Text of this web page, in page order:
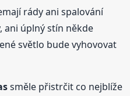
rády ani spalování
ani úplný stín někde
světlo bude vyhovovat
směle přistrčit co nejblíže